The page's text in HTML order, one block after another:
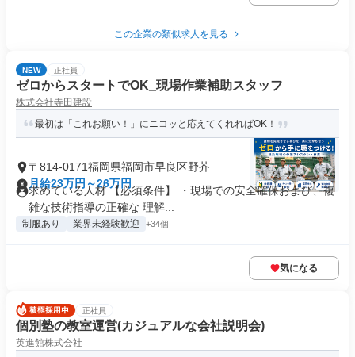
この企業の類似求人を見る
NEW 正社員
ゼロからスタートでOK_現場作業補助スタッフ
株式会社寺田建設
最初は「これお願い！」にニコッと応えてくれればOK！
〒814-0171福岡県福岡市早良区野芥
月給23万円～26万円
求めている人材 【必須条件】 ・現場での安全確保および、複
雑な技術指導の正確な 理解...
制服あり 業界未経験歓迎 +34個
気になる
正社員
個別塾の教室運営(カジュアルな会社説明会)
英進館株式会社